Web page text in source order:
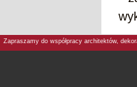
Zapraszamy do współpracy architektów,